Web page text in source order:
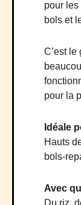
pour
bols et
C’est
pour la
Idéale
Hauts
bols-
Avec
Du riz,